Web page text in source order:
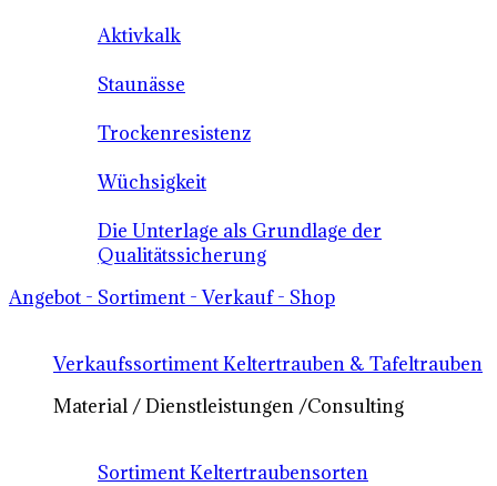
Aktivkalk
Staunässe
Trockenresistenz
Wüchsigkeit
Die Unterlage als Grundlage der
Qualitätssicherung
Angebot - Sortiment - Verkauf - Shop
Verkaufssortiment Keltertrauben & Tafeltrauben
Material / Dienstleistungen /Consulting
Sortiment Keltertraubensorten